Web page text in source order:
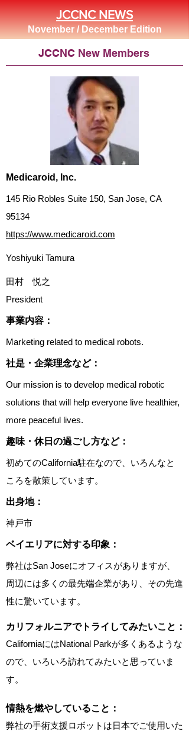
JCCNC NEWS
November / December Edition
JCCNC New Members
Medicaroid, Inc.
145 Rio Robles Suite 150, San Jose, CA
95134
https://www.medicaroid.com
Yoshiyuki Tamura
田村 悦之
President
​事業内容：
Marketing related to medical robots.
​社是・企業理念など：
Our mission is to develop medical robotic
solutions that will help everyone live healthier,
more peaceful lives.
趣味・休日の過ごし方など：
初めてのCalifornia駐在なので、いろんなと
ころを散策しています。
出身地：
神戸市
ベイエリアに対する印象：
弊社はSan Joseにオフィスがありますが、
周辺には多くの最先端企業があり、その先進
性に驚いています。
カリフォルニアでトライしてみたいこと：
CaliforniaにはNational Parkが多くあるような
ので、いろいろ訪れてみたいと思っていま
す。
情熱を燃やしていること：
弊社の手術支援ロボットは日本でご使用いた